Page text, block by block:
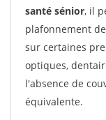
santé sénior, il
plafonnement
sur certaines
optiques,
l'absence de
équivalente.